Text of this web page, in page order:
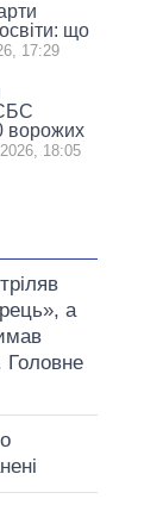
що
17:29
ворожих
18:05
а
Головне